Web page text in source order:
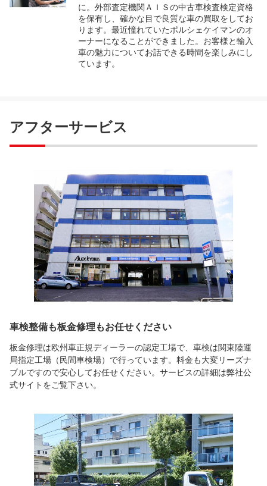
に。外部査定機関ＡＩＳの中古車検査検定資格
を保有し、確かな目で良質な車の買取をしてお
ります。最近憧れていたポルシェケイマンのオ
ーナーになることができました。お客様と輸入
車の魅力についてお話できる時間を楽しみにし
ています。
アフターサービス
車検整備も板金修理もお任せください
板金修理は欧州車正規ディーラーの認定工場で、車検は関東陸運
局指定工場（民間車検場）で行っています。料金も大変リーズナ
ブルですので安心してお任せください。サービスの詳細は弊社公
式サイトをご覧下さい。